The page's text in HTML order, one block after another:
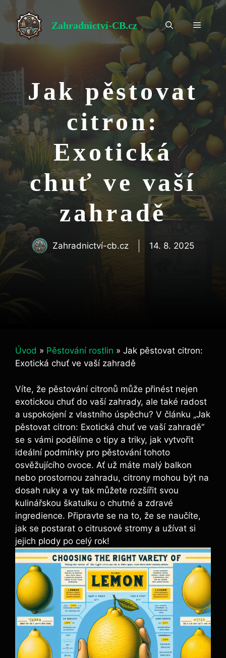
obsah
Zahradnictví-CB.cz Menu
Jak pěstovat
citron:
Exotická
chuť ve vaší
zahradě
Zahradnictví-cb.cz 14. 8. 2025
Úvod » Pěstování rostlin » Jak pěstovat citron:
Exotická chuť ve vaší zahradě
Víte, že pěstování citronů může přinést nejen
exotickou chuť do vaší zahrady, ale také radost
a uspokojení z vlastního úspěchu? V článku „Jak
pěstovat citron: Exotická chuť ve vaší zahradě“
se s vámi podělíme o tipy a triky, jak vytvořit
ideální podmínky pro pěstování tohoto
osvěžujícího ovoce. Ať už máte malý balkon
nebo prostornou zahradu, citrony mohou být na
dosah ruky a vy tak můžete rozšířit svou
kulinářskou škatulku o chutné a zdravé
ingredience. Připravte se na to, že se naučíte,
jak se postarat o citrusové stromy a užívat si
jejich plody po celý rok!